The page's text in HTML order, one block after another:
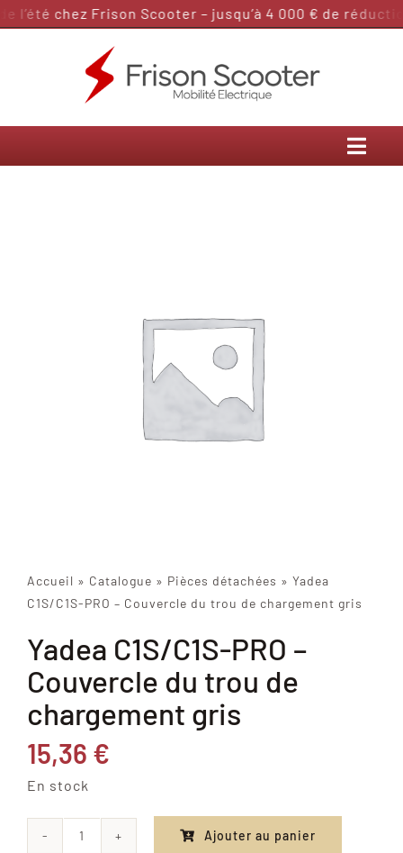
Passer
l’été chez Frison Scooter – jusqu’à 4 000 € de
Accueil » Catalogue » Pièces détachées » Yadea
C1S/C1S-PRO – Couvercle du trou de chargement gris
Yadea C1S/C1S-PRO –
Couvercle du trou de
chargement gris
15,36 €
En stock
Ajouter au panier